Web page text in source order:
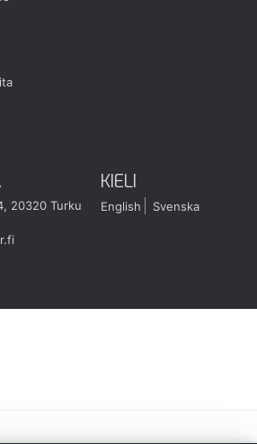
20320 Turku
KIELI
English Svenska